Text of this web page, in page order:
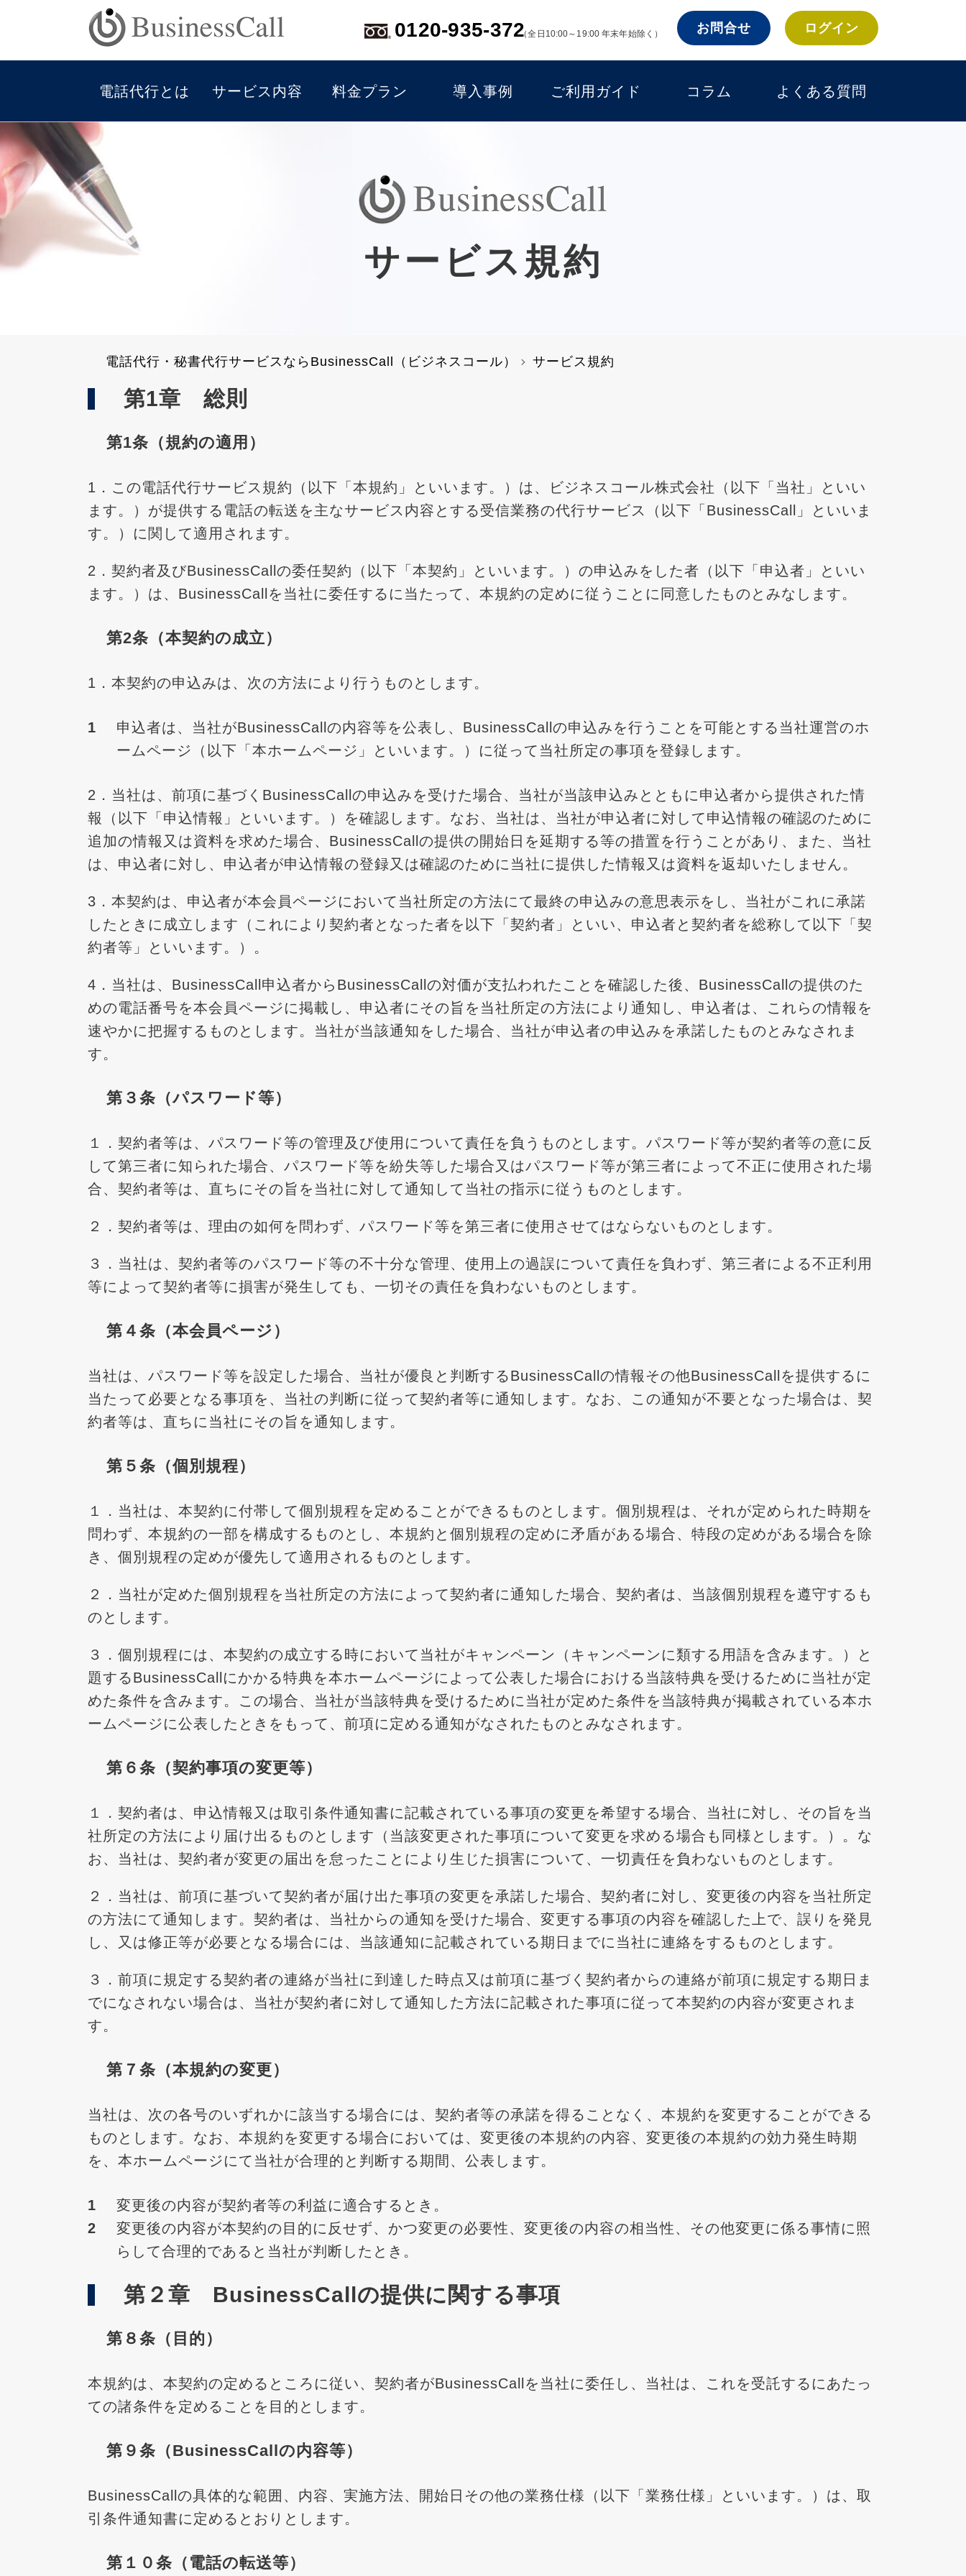
0120-935-372（全日10:00～19:00 年末年始除く） お問合せ ログイン
電話代行とは サービス内容 料金プラン 導入事例 ご利用ガイド コラム よくある質問
サービス規約
電話代行・秘書代行サービスならBusinessCall（ビジネスコール） サービス規約
第1章 総則
第1条（規約の適用）
1．この電話代行サービス規約（以下「本規約」といいます。）は、ビジネスコール株式会社（以下「当社」といい
ます。）が提供する電話の転送を主なサービス内容とする受信業務の代行サービス（以下「BusinessCall」といいま
す。）に関して適用されます。
2．契約者及びBusinessCallの委任契約（以下「本契約」といいます。）の申込みをした者（以下「申込者」といい
ます。）は、BusinessCallを当社に委任するに当たって、本規約の定めに従うことに同意したものとみなします。
第2条（本契約の成立）
1．本契約の申込みは、次の方法により行うものとします。
申込者は、当社がBusinessCallの内容等を公表し、BusinessCallの申込みを行うことを可能とする当社運営のホ
ームページ（以下「本ホームページ」といいます。）に従って当社所定の事項を登録します。
2．当社は、前項に基づくBusinessCallの申込みを受けた場合、当社が当該申込みとともに申込者から提供された情
報（以下「申込情報」といいます。）を確認します。なお、当社は、当社が申込者に対して申込情報の確認のために
追加の情報又は資料を求めた場合、BusinessCallの提供の開始日を延期する等の措置を行うことがあり、また、当社
は、申込者に対し、申込者が申込情報の登録又は確認のために当社に提供した情報又は資料を返却いたしません。
3．本契約は、申込者が本会員ページにおいて当社所定の方法にて最終の申込みの意思表示をし、当社がこれに承諾
したときに成立します（これにより契約者となった者を以下「契約者」といい、申込者と契約者を総称して以下「契
約者等」といいます。）。
4．当社は、BusinessCall申込者からBusinessCallの対価が支払われたことを確認した後、BusinessCallの提供のた
めの電話番号を本会員ページに掲載し、申込者にその旨を当社所定の方法により通知し、申込者は、これらの情報を
速やかに把握するものとします。当社が当該通知をした場合、当社が申込者の申込みを承諾したものとみなされま
す。
第３条（パスワード等）
１．契約者等は、パスワード等の管理及び使用について責任を負うものとします。パスワード等が契約者等の意に反
して第三者に知られた場合、パスワード等を紛失等した場合又はパスワード等が第三者によって不正に使用された場
合、契約者等は、直ちにその旨を当社に対して通知して当社の指示に従うものとします。
２．契約者等は、理由の如何を問わず、パスワード等を第三者に使用させてはならないものとします。
３．当社は、契約者等のパスワード等の不十分な管理、使用上の過誤について責任を負わず、第三者による不正利用
等によって契約者等に損害が発生しても、一切その責任を負わないものとします。
第４条（本会員ページ）
当社は、パスワード等を設定した場合、当社が優良と判断するBusinessCallの情報その他BusinessCallを提供するに
当たって必要となる事項を、当社の判断に従って契約者等に通知します。なお、この通知が不要となった場合は、契
約者等は、直ちに当社にその旨を通知します。
第５条（個別規程）
１．当社は、本契約に付帯して個別規程を定めることができるものとします。個別規程は、それが定められた時期を
問わず、本規約の一部を構成するものとし、本規約と個別規程の定めに矛盾がある場合、特段の定めがある場合を除
き、個別規程の定めが優先して適用されるものとします。
２．当社が定めた個別規程を当社所定の方法によって契約者に通知した場合、契約者は、当該個別規程を遵守するも
のとします。
３．個別規程には、本契約の成立する時において当社がキャンペーン（キャンペーンに類する用語を含みます。）と
題するBusinessCallにかかる特典を本ホームページによって公表した場合における当該特典を受けるために当社が定
めた条件を含みます。この場合、当社が当該特典を受けるために当社が定めた条件を当該特典が掲載されている本ホ
ームページに公表したときをもって、前項に定める通知がなされたものとみなされます。
第６条（契約事項の変更等）
１．契約者は、申込情報又は取引条件通知書に記載されている事項の変更を希望する場合、当社に対し、その旨を当
社所定の方法により届け出るものとします（当該変更された事項について変更を求める場合も同様とします。）。な
お、当社は、契約者が変更の届出を怠ったことにより生じた損害について、一切責任を負わないものとします。
２．当社は、前項に基づいて契約者が届け出た事項の変更を承諾した場合、契約者に対し、変更後の内容を当社所定
の方法にて通知します。契約者は、当社からの通知を受けた場合、変更する事項の内容を確認した上で、誤りを発見
し、又は修正等が必要となる場合には、当該通知に記載されている期日までに当社に連絡をするものとします。
３．前項に規定する契約者の連絡が当社に到達した時点又は前項に基づく契約者からの連絡が前項に規定する期日ま
でになされない場合は、当社が契約者に対して通知した方法に記載された事項に従って本契約の内容が変更されま
す。
第７条（本規約の変更）
当社は、次の各号のいずれかに該当する場合には、契約者等の承諾を得ることなく、本規約を変更することができる
ものとします。なお、本規約を変更する場合においては、変更後の本規約の内容、変更後の本規約の効力発生時期
を、本ホームページにて当社が合理的と判断する期間、公表します。
変更後の内容が契約者等の利益に適合するとき。
変更後の内容が本契約の目的に反せず、かつ変更の必要性、変更後の内容の相当性、その他変更に係る事情に照
らして合理的であると当社が判断したとき。
第２章 BusinessCallの提供に関する事項
第８条（目的）
本規約は、本契約の定めるところに従い、契約者がBusinessCallを当社に委任し、当社は、これを受託するにあたっ
ての諸条件を定めることを目的とします。
第９条（BusinessCallの内容等）
BusinessCallの具体的な範囲、内容、実施方法、開始日その他の業務仕様（以下「業務仕様」といいます。）は、取
引条件通知書に定めるとおりとします。
第１０条（電話の転送等）